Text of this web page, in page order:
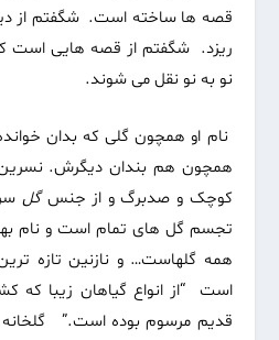
قصه ها ساخته است. شگفتم از
ریزد. شگفتم از قصه هایی است
نو به نو نقل می شوند.
نام او همچون گلی که بدان
همچون هم بندان دیگرش.
کوچک و صدبرگ و از جنسگل
تجسم گل های تمام است و نام
همه گلهاست… و نازنین تازه
است “از انواع گیاهان زیبا که
قدیم مرسوم بوده است.”